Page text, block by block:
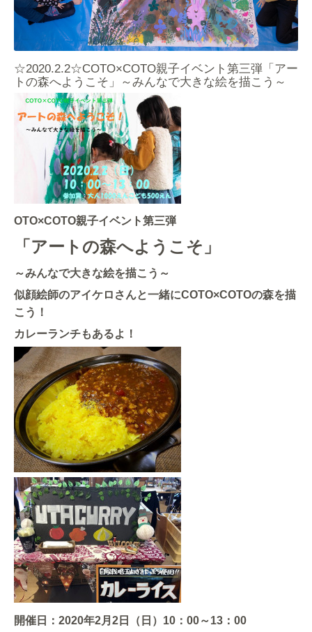
☆2020.2.2☆COTO×COTO親子イベント第三弾「アー
トの森へようこそ」～みんなで大きな絵を描こう～
OTO×COTO親子イベント第三弾
「アートの森へようこそ」
～みんなで大きな絵を描こう～
似顔絵師のアイケロさんと一緒にCOTO×COTOの森を描
こう！
カレーランチもあるよ！
開催日： 2020年2月2日（日） 10：00～13：00